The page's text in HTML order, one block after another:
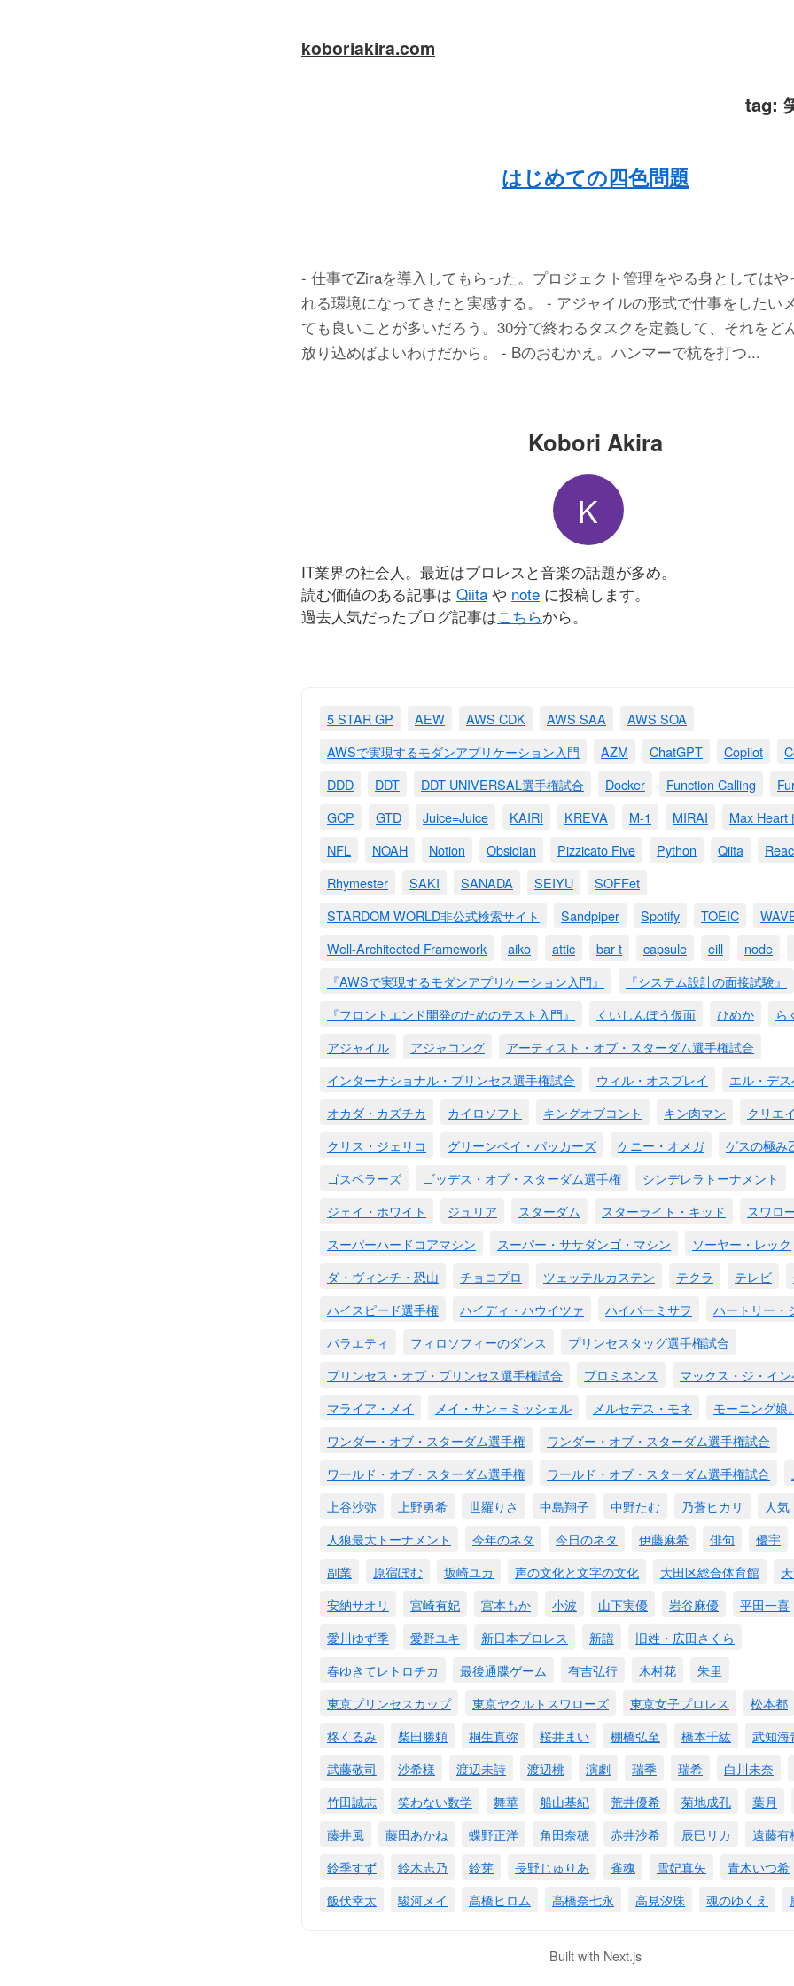
koboriakira.com
tag:
はじめての四色問題
- 仕事でZiraを導入してもらった。プロジェクト管理をやる身としては
れる環境になってきたと実感する。 - アジャイルの形式で仕事をしたい
ても良いことが多いだろう。30分で終わるタスクを定義して、それをど
放り込めばよいわけだから。 - Bのおむかえ。ハンマーで杭を打つ...
Kobori Akira
K
IT業界の社会人。最近はプロレスと音楽の話題が多め。
読む価値のある記事は Qiita や note に投稿します。
過去人気だったブログ記事はこちらから。
5 STAR GP AEW AWS CDK AWS SAA
AWS SOA
AWSで実現するモダンアプリケーション入門
AZM ChatGPT Copilot
DDD
DDT DDT UNIVERSAL選手権試合 Docker Function Calling
GCP
GTD Juice=Juice KAIRI KREVA M-1 MIRAI
Max Heart
NFL
NOAH Notion Obsidian Pizzicato Five Python Qiita
Rhymester
SAKI SANADA SEIYU
SOFFet
STARDOM WORLD非公式検索サイト
Sandpiper Spotify TOEIC
Well-Architected Framework
aiko attic bar t capsule eill node
『AWSで実現するモダンアプリケーション入門』
『システム設計の面接試験』
『フロントエンド開発のためのテスト入門』
くいしんぼう仮面 ひめか
ら
アジャイル
アジャコング
アーティスト・オブ・スターダム選手権試合
インターナショナル・プリンセス選手権試合
ウィル・オスプレイ
エル・デ
オカダ・カズチカ
カイロソフト キングオブコント キン肉マン
クリエ
クリス・ジェリコ
グリーンベイ・パッカーズ ケニー・オメガ
ゲスの極み
ゴスペラーズ
ゴッデス・オブ・スターダム選手権
シンデレラトーナメント
ジェイ・ホワイト
ジュリア スターダム スターライト・キッド
スワロ
スーパーハードコアマシン
スーパー・ササダンゴ・マシン
ソーヤー・レック
ダ・ヴィンチ・恐山
チョコプロ ツェッテルカステン テクラ テレビ
ハイスピード選手権
ハイディ・ハウイツァ ハイパーミサヲ
ハートリー・
バラエティ
フィロソフィーのダンス
プリンセスタッグ選手権試合
プリンセス・オブ・プリンセス選手権試合
プロミネンス
マックス・ジ・イ
マライア・メイ
メイ・サン＝ミッシェル メルセデス・モネ
モーニング娘。
ワンダー・オブ・スターダム選手権
ワンダー・オブ・スターダム選手権試合
ワールド・オブ・スターダム選手権
ワールド・オブ・スターダム選手権試合
上谷沙弥
上野勇希 世羅りさ 中島翔子 中野たむ 乃蒼ヒカリ
人気
人狼最大トーナメント
今年のネタ 今日のネタ 伊藤麻希 俳句 優宇
副業
原宿ぽむ 坂崎ユカ 声の文化と文字の文化 大田区総合体育館
安納サオリ
宮崎有妃 宮本もか 小波 山下実優 岩谷麻優
平田一喜
愛川ゆず季
愛野ユキ 新日本プロレス 新譜
旧姓・広田さくら
春ゆきてレトロチカ
最後通牒ゲーム 有吉弘行 木村花
朱里
東京プリンセスカップ
東京ヤクルトスワローズ 東京女子プロレス 松本都
柊くるみ
柴田勝頼 桐生真弥 桜井まい 棚橋弘至 橋本千紘
武知海
武藤敬司
沙希様 渡辺未詩 渡辺桃 演劇 瑞季 瑞希 白川未奈
竹田誠志
笑わない数学 舞華 船山基紀 荒井優希 菊地成孔 葉月
藤井風
藤田あかね 蝶野正洋 角田奈穂 赤井沙希 辰巳リカ
遠藤有
鈴季すず
鈴木志乃 鈴芽 長野じゅりあ 雀魂 雪妃真矢 青木いつ希
飯伏幸太
駿河メイ 高橋ヒロム 高橋奈七永 高見汐珠 魂のゆくえ
Built with Next.js